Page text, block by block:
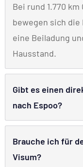
Bei rund 1.770
bewegen sich
eine Beiladung
Hausstand.
Gibt es einen
nach Espoo?
Brauche ich für
Visum?